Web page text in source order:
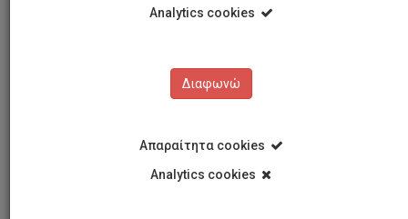
Analytics cookies
Διαφωνώ
Απαραίτητα cookies
Analytics cookies